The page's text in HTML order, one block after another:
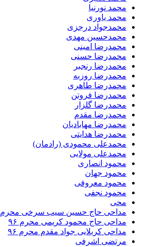
محمد نورنیا
محمد یاوری
محمدجواد درجزی
محمدحسین مهدی
محمدرضا امینی
محمدرضا حسنی
محمدرضا رنجبر
محمدرضا روزبه
محمدرضا طاهری
محمدرضا فروتن
محمدرضا گلزار
محمدرضا مقدم
محمدرضا مهابادیان
محمدرضا هدایتی
محمدعلی محمودی (رادمان)
محمدعلی مولایی
محمود انصاری
محمود جهان
محمود معروفی
محمود نجفی
محی
مداحی حاج حسین سیب سرخی محرم ۹۶
مداحی حاج محمود کریمی محرم ۹۶
مداحی کربلایی جواد مقدم محرم ۹۶
مرتضی اشرفی